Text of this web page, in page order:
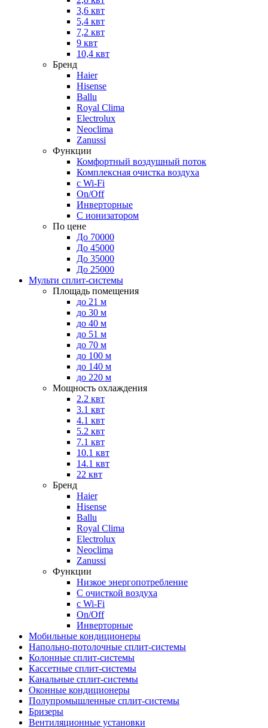
3,6 квт
5,4 квт
7,2 квт
9 квт
10,4 квт
Бренд
Haier
Hisense
Ballu
Royal Clima
Electrolux
Neoclima
Zanussi
Функции
Комфортный воздушный поток
Комплексная очистка воздуха
с Wi-Fi
On/Off
Инверторные
С ионизатором
По цене
До 70000
До 45000
До 35000
До 25000
Мульти сплит-системы
Площадь помещения
до 21 м
до 30 м
до 40 м
до 51 м
до 70 м
до 100 м
до 140 м
до 220 м
Мощность охлаждения
2.2 квт
3.1 квт
4.1 квт
5.2 квт
7.1 квт
10.1 квт
14.1 квт
22 квт
Бренд
Haier
Hisense
Ballu
Royal Clima
Electrolux
Neoclima
Zanussi
Функции
Низкое энергопотребление
С очисткой воздуха
с Wi-Fi
On/Off
Инверторные
Мобильные кондиционеры
Напольно-потолоч​ные ​сплит-системы
Колонные ​​сплит-системы
Кассетные сплит-системы
Канальные сплит-системы
Оконные кондиционеры
Полупромышленные сплит-системы
Бризеры
Вентиляционные установки